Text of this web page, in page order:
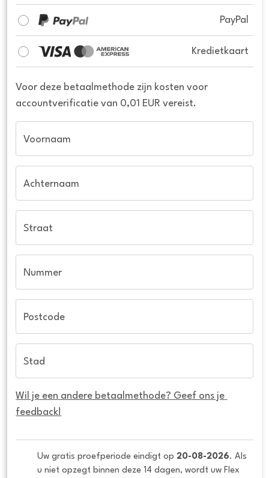
PayPal
Kredietkaart
Voor deze betaalmethode zijn kosten voor
accountverificatie van 0,01 EUR vereist.
Voornaam
Achternaam
Straat
Nummer
Postcode
Stad
Wil je een andere betaalmethode? Geef ons je
feedback!
Uw gratis proefperiode eindigt op 20-08-2026. Als
u niet opzegt binnen deze 14 dagen, wordt uw Flex